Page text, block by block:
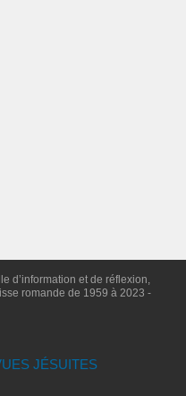
d’information et de réflexion,
romande de 1959 à 2023 -
JÉSUITES